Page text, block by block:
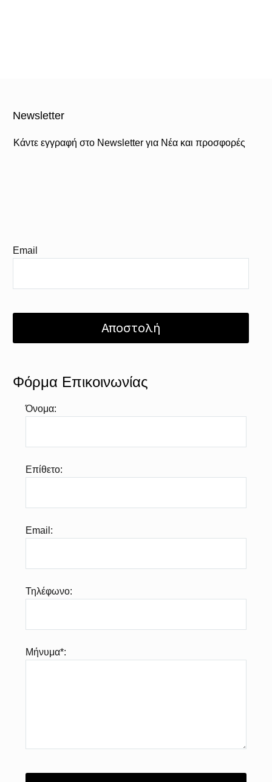
Newsletter
Κάντε εγγραφή στο Newsletter για Νέα και προσφορές
Email
Φόρμα Επικοινωνίας
Όνομα:
Επίθετο:
Email:
Τηλέφωνο:
Μήνυμα*: